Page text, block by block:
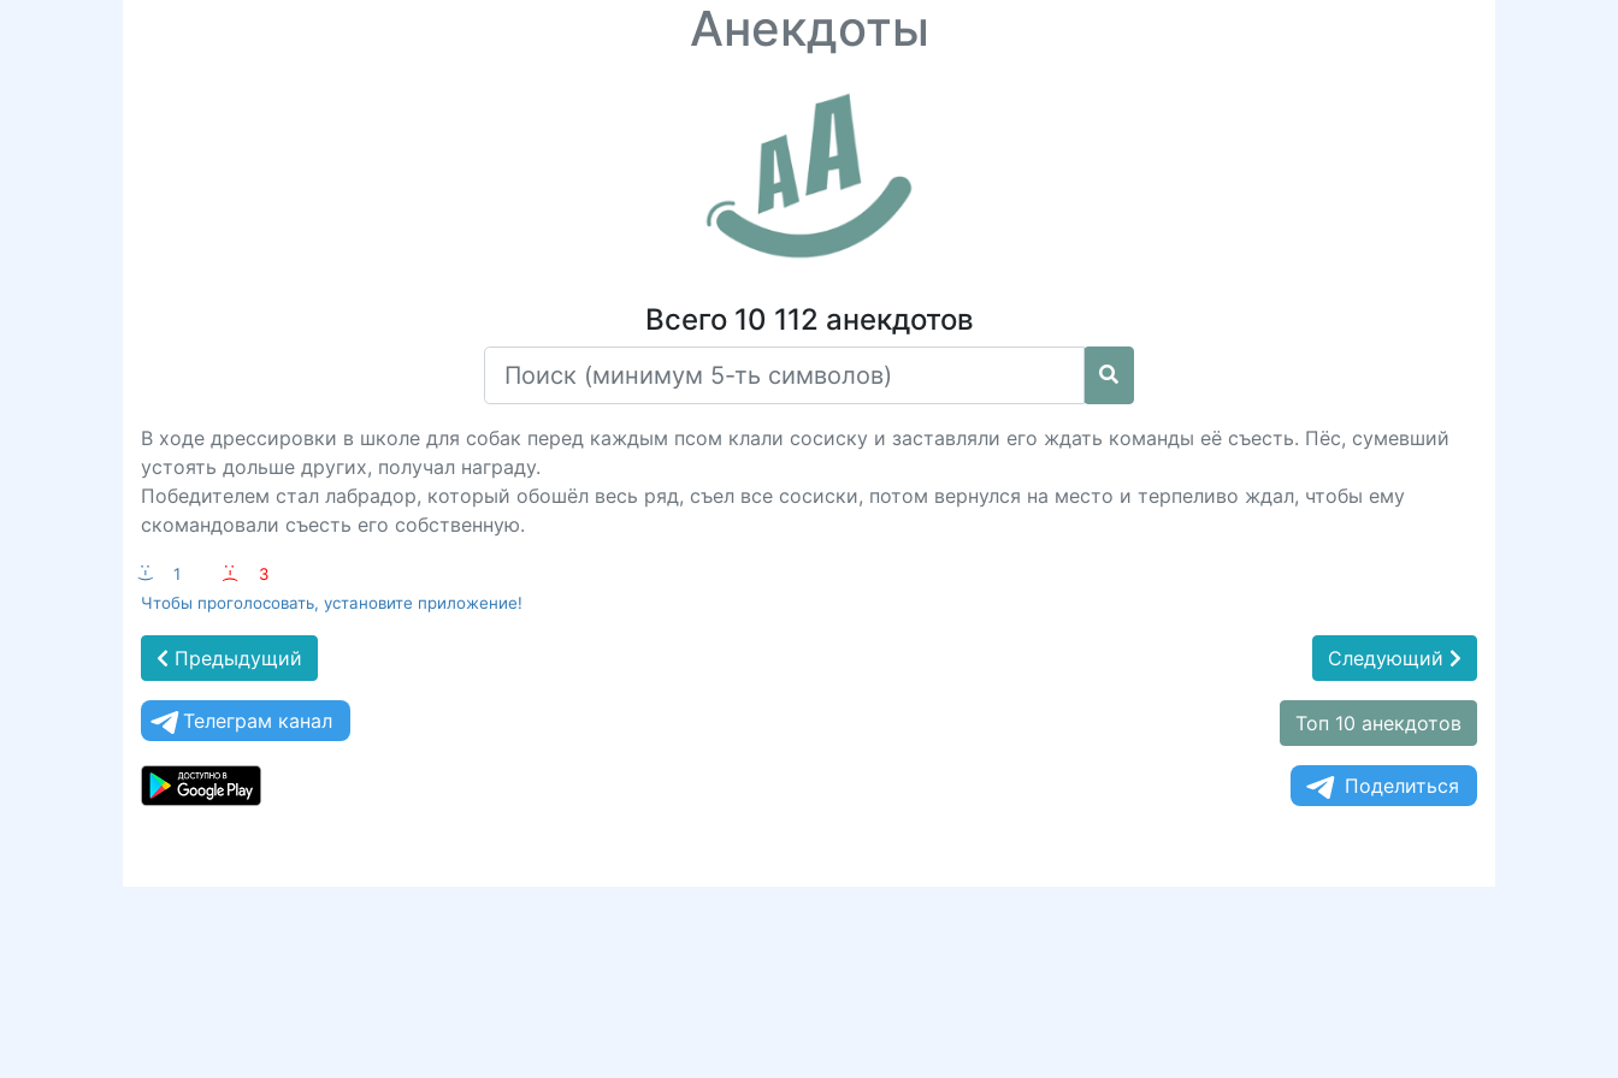
Анекдоты
Всего 10 112 анекдотов
В ходе дрессировки в школе для собак перед каждым псом клали сосиску и заставляли его ждать команды её съесть. Пёс, сумевший
устоять дольше других, получал награду.
Победителем стал лабрадор, который обошёл весь ряд, съел все сосиски, потом вернулся на место и терпеливо ждал, чтобы ему
скомандовали съесть его собственную.
:-) 1 :-(
3
Чтобы проголосовать, установите приложение!
Предыдущий Следующий
Телеграм канал Топ 10 анекдотов
Поделиться